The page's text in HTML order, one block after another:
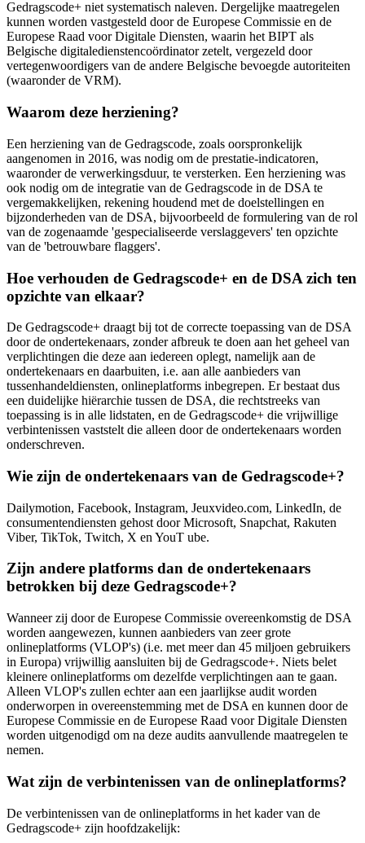
Gedragscode+ niet systematisch naleven. Dergelijke maatregelen
kunnen worden vastgesteld door de Europese Commissie en de
Europese Raad voor Digitale Diensten, waarin het BIPT als
Belgische digitaledienstencoördinator zetelt, vergezeld door
vertegenwoordigers van de andere Belgische bevoegde autoriteiten
(waaronder de VRM).
Waarom deze herziening?
Een herziening van de Gedragscode, zoals oorspronkelijk
aangenomen in 2016, was nodig om de prestatie-indicatoren,
waaronder de verwerkingsduur, te versterken. Een herziening was
ook nodig om de integratie van de Gedragscode in de DSA te
vergemakkelijken, rekening houdend met de doelstellingen en
bijzonderheden van de DSA, bijvoorbeeld de formulering van de rol
van de zogenaamde 'gespecialiseerde verslaggevers' ten opzichte
van de 'betrouwbare flaggers'.
Hoe verhouden de Gedragscode+ en de DSA zich ten
opzichte van elkaar?
De Gedragscode+ draagt bij tot de correcte toepassing van de DSA
door de ondertekenaars, zonder afbreuk te doen aan het geheel van
verplichtingen die deze aan iedereen oplegt, namelijk aan de
ondertekenaars en daarbuiten, i.e. aan alle aanbieders van
tussenhandeldiensten, onlineplatforms inbegrepen. Er bestaat dus
een duidelijke hiërarchie tussen de DSA, die rechtstreeks van
toepassing is in alle lidstaten, en de Gedragscode+ die vrijwillige
verbintenissen vaststelt die alleen door de ondertekenaars worden
onderschreven.
Wie zijn de ondertekenaars van de Gedragscode+?
Dailymotion, Facebook, Instagram, Jeuxvideo.com, LinkedIn, de
consumentendiensten gehost door Microsoft, Snapchat, Rakuten
Viber, TikTok, Twitch, X en YouT ube.
Zijn andere platforms dan de ondertekenaars
betrokken bij deze Gedragscode+?
Wanneer zij door de Europese Commissie overeenkomstig de DSA
worden aangewezen, kunnen aanbieders van zeer grote
onlineplatforms (VLOP's) (i.e. met meer dan 45 miljoen gebruikers
in Europa) vrijwillig aansluiten bij de Gedragscode+. Niets belet
kleinere onlineplatforms om dezelfde verplichtingen aan te gaan.
Alleen VLOP's zullen echter aan een jaarlijkse audit worden
onderworpen in overeenstemming met de DSA en kunnen door de
Europese Commissie en de Europese Raad voor Digitale Diensten
worden uitgenodigd om na deze audits aanvullende maatregelen te
nemen.
Wat zijn de verbintenissen van de onlineplatforms?
De verbintenissen van de onlineplatforms in het kader van de
Gedragscode+ zijn hoofdzakelijk: